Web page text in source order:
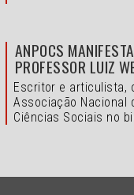
ANPOCS
PROFESSOR LUIZ
Escritor e articulista,
Associação Nacional
Ciências Sociais no